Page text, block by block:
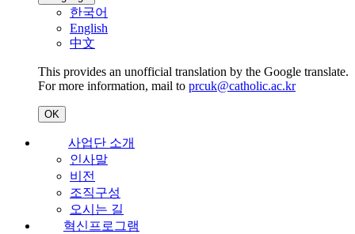
한국어
English
中文
This provides an unofficial translation by the Google translate.
For more information, mail to prcuk@catholic.ac.kr
OK
사업단 소개
인사말
비전
조직구성
오시는 길
혁신프로그램